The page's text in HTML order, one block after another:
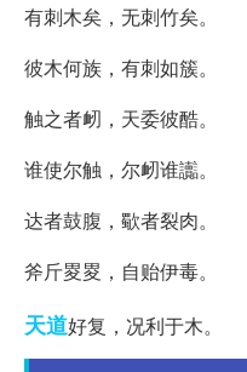
有刺木矣，无刺竹矣。
彼木何族，有刺如簇。
触之者衂，天委彼酷。
谁使尔触，尔衂谁讟。
达者鼓腹，歜者裂肉。
斧斤畟畟，自贻伊毒。
天道好复，况利于木。